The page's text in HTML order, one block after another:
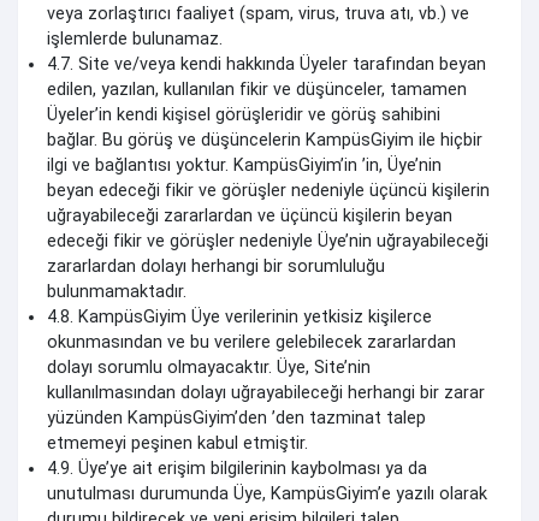
veya zorlaştırıcı faaliyet (spam, virus, truva atı, vb.) ve
işlemlerde bulunamaz.
4.7. Site ve/veya kendi hakkında Üyeler tarafından beyan
edilen, yazılan, kullanılan fikir ve düşünceler, tamamen
Üyeler’in kendi kişisel görüşleridir ve görüş sahibini
bağlar. Bu görüş ve düşüncelerin KampüsGiyim ile hiçbir
ilgi ve bağlantısı yoktur. KampüsGiyim’in ’in, Üye’nin
beyan edeceği fikir ve görüşler nedeniyle üçüncü kişilerin
uğrayabileceği zararlardan ve üçüncü kişilerin beyan
edeceği fikir ve görüşler nedeniyle Üye’nin uğrayabileceği
zararlardan dolayı herhangi bir sorumluluğu
bulunmamaktadır.
4.8. KampüsGiyim Üye verilerinin yetkisiz kişilerce
okunmasından ve bu verilere gelebilecek zararlardan
dolayı sorumlu olmayacaktır. Üye, Site’nin
kullanılmasından dolayı uğrayabileceği herhangi bir zarar
yüzünden KampüsGiyim’den ’den tazminat talep
etmemeyi peşinen kabul etmiştir.
4.9. Üye’ye ait erişim bilgilerinin kaybolması ya da
unutulması durumunda Üye, KampüsGiyim’e yazılı olarak